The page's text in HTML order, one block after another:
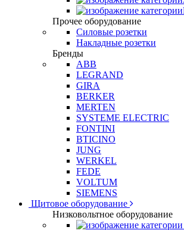
Прочее оборудование
Силовые розетки
Накладные розетки
Бренды
ABB
LEGRAND
GIRA
BERKER
MERTEN
SYSTEME ELECTRIC
FONTINI
BTICINO
JUNG
WERKEL
FEDE
VOLTUM
SIEMENS
Щитовое оборудование
Низковольтное оборудование